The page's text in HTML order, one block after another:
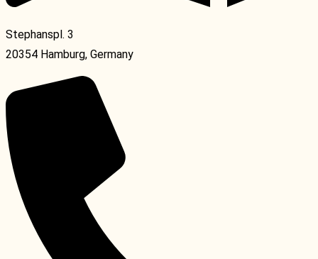
Stephanspl. 3
20354 Hamburg, Germany